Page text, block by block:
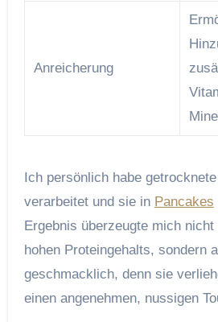
Anreicherung
Ich persönlich habe
verarbeitet und sie in Pancakes
Ergebnis überzeugte mich
hohen Proteingehalts, sondern
geschmacklich, denn sie
einen angenehmen, nussigen